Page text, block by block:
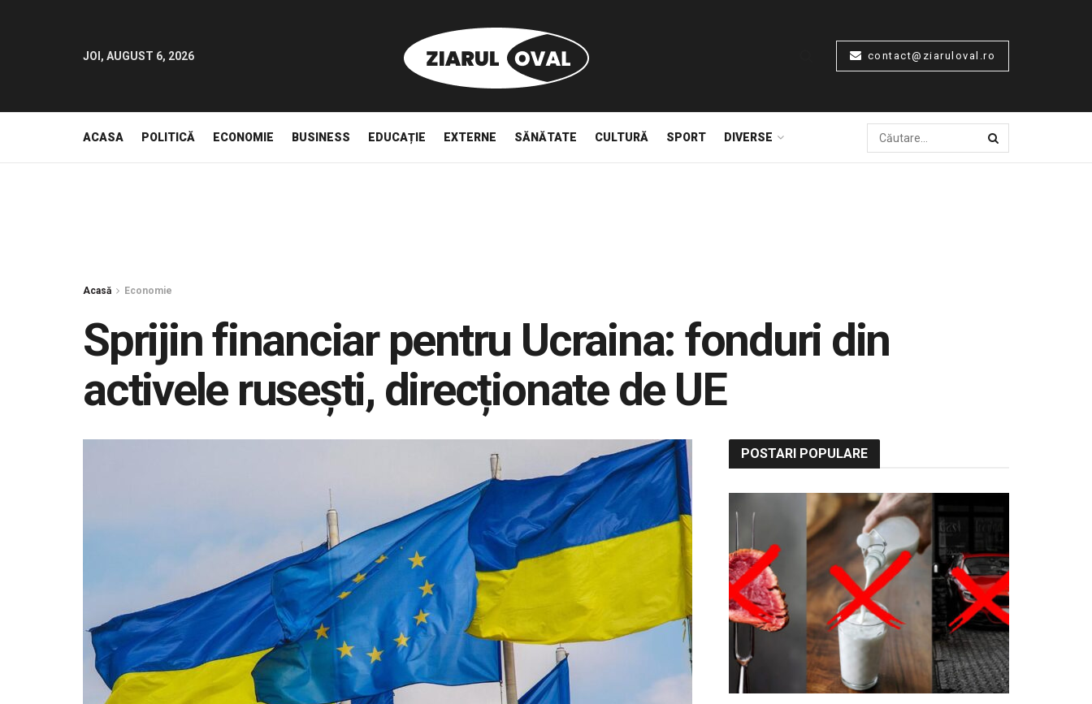
JOI, AUGUST 6, 2026 contact@ziaruloval.ro
ACASA POLITICĂ ECONOMIE BUSINESS EDUCAȚIE EXTERNE SĂNĂTATE CULTURĂ SPORT DIVERSE
Acasă Economie
Sprijin financiar pentru Ucraina: fonduri din
activele rusești, direcționate de UE
POSTARI POPULARE